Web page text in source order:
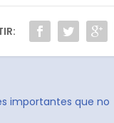
importantes que no